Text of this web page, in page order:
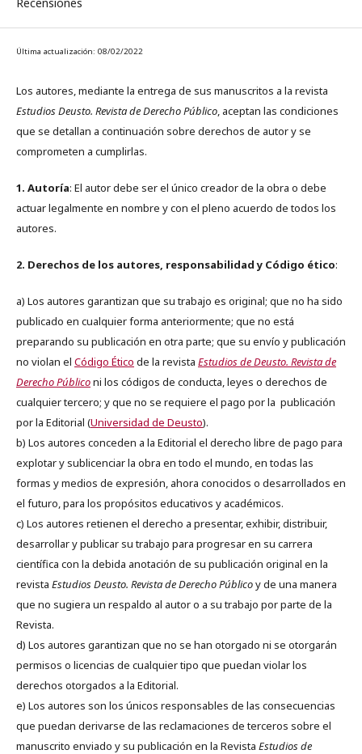
Última actualización: 08/02/2022
Los autores, mediante la entrega de sus manuscritos a la revista
Estudios Deusto. Revista de Derecho Público, aceptan las condiciones
que se detallan a continuación sobre derechos de autor y se
comprometen a cumplirlas.
1. Autoría: El autor debe ser el único creador de la obra o debe
actuar legalmente en nombre y con el pleno acuerdo de todos los
autores.
2. Derechos de los autores, responsabilidad y Código ético:
a) Los autores garantizan que su trabajo es original; que no ha sido
publicado en cualquier forma anteriormente; que no está
preparando su publicación en otra parte; que su envío y publicación
no violan el Código Ético de la revista Estudios de Deusto. Revista de
Derecho Públiconi los códigos de conducta, leyes o derechos de
cualquier tercero; y que no se requiere el pago por la publicación
por la Editorial (Universidad de Deusto).
b) Los autores conceden a la Editorial el derecho libre de pago para
explotar y sublicenciar la obra en todo el mundo, en todas las
formas y medios de expresión, ahora conocidos o desarrollados en
el futuro, para los propósitos educativos y académicos.
c) Los autores retienen el derecho a presentar, exhibir, distribuir,
desarrollar y publicar su trabajo para progresar en su carrera
científica con la debida anotación de su publicación original en la
revista Estudios Deusto. Revista de Derecho Públicoy de una manera
que no sugiera un respaldo al autor o a su trabajo por parte de la
Revista.
d) Los autores garantizan que no se han otorgado ni se otorgarán
permisos o licencias de cualquier tipo que puedan violar los
derechos otorgados a la Editorial.
e) Los autores son los únicos responsables de las consecuencias
que puedan derivarse de las reclamaciones de terceros sobre el
manuscrito enviado y su publicación en la Revista Estudios de